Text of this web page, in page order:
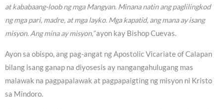
at kababaang-loob ng mga Mangyan. Minana natin ang paglilingkod
ng mga pari, madre, at mga layko. Mga kapatid, ang mana ay isang
misyon. Ang mina ay misyon,”ayon kay Bishop Cuevas.
Ayon sa obispo, ang pag-angat ng Apostolic Vicariate of Calapan
bilang isang ganap na diyosesis ay nangangahulugang mas
malawak na pagpapalawak at pagpapaigting ng misyon ni Kristo
sa Mindoro.